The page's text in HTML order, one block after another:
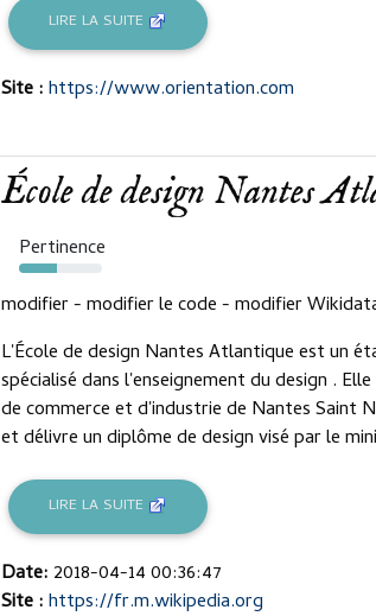
LIRE LA SUITE
Site :https://www.orientation.com
École de design Nantes
Pertinence
46%
modifier - modifier le code - modifier
L'École de design Nantes Atlantique est un
spécialisé dans l'enseignement du design .
de commerce et d'industrie de Nantes Saint
et délivre un diplôme de design visé par le
LIRE LA SUITE
Date: 2018-04-14 00:36:47
Site :https://fr.m.wikipedia.org